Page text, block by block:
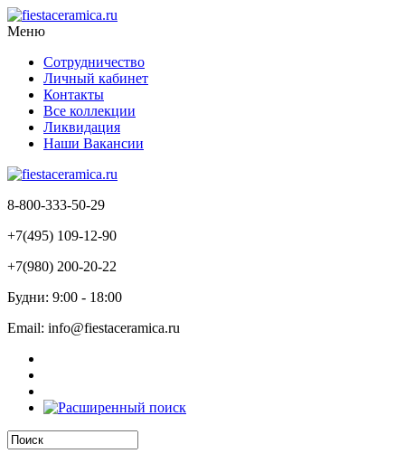
Меню
Сотрудничество
Личный кабинет
Контакты
Все коллекции
Ликвидация
Наши Вакансии
8-800-333-50-29
+7(495) 109-12-90
+7(980) 200-20-22
Будни: 9:00 - 18:00
Email: info@fiestaceramica.ru